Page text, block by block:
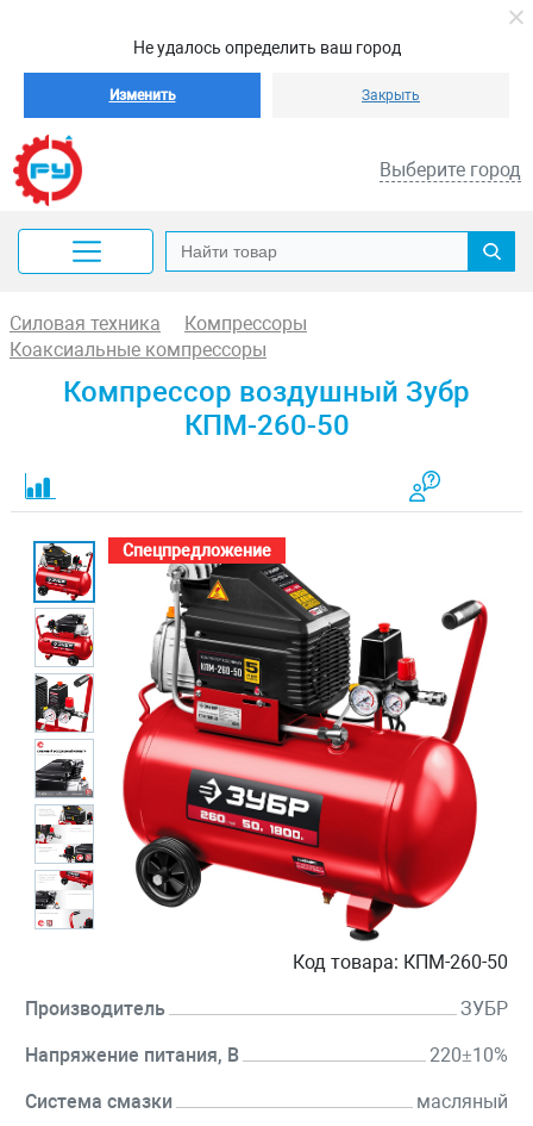
Не удалось определить ваш город
Изменить Закрыть
Выберите город
Силовая техника
Компрессоры
Коаксиальные компрессоры
Компрессор воздушный Зубр
КПМ-260-50
Спецпредложение
Код товара: КПМ-260-50
Производитель ЗУБР
Напряжение питания, В 220±10%
Система смазки масляный